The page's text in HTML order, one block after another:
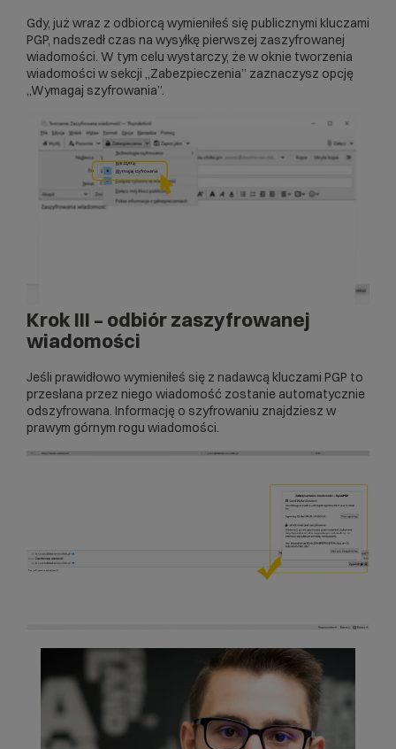
Gdy, już wraz z odbiorcą wymieniłeś się publicznymi kluczami
PGP, nadszedł czas na wysyłkę pierwszej zaszyfrowanej
wiadomości. W tym celu wystarczy, że w oknie tworzenia
wiadomości w sekcji „Zabezpieczenia” zaznaczysz opcję
„Wymagaj szyfrowania”.
Krok III – odbiór zaszyfrowanej
wiadomości
Jeśli prawidłowo wymieniłeś się z nadawcą kluczami PGP to
przesłana przez niego wiadomość zostanie automatycznie
odszyfrowana. Informację o szyfrowaniu znajdziesz w
prawym górnym rogu wiadomości.